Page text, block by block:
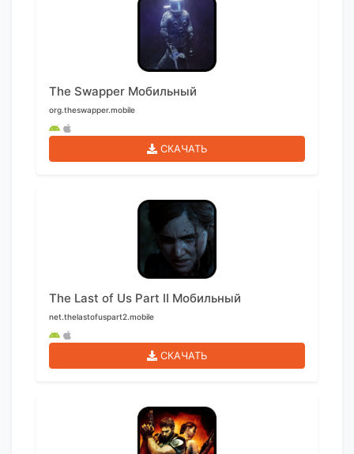
The Swapper Мобильный
org.theswapper.mobile
СКАЧАТЬ
The Last of Us Part II Мобильный
net.thelastofuspart2.mobile
СКАЧАТЬ